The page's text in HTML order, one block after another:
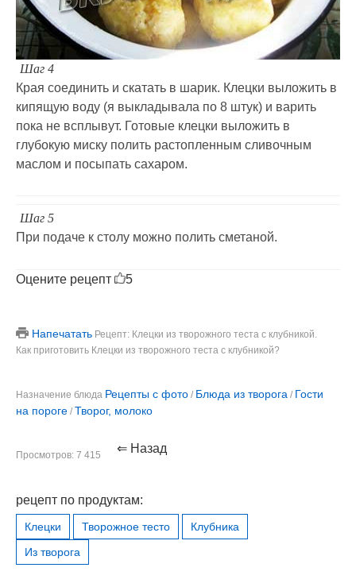
Шаг 4
Края соединить и скатать в шарик. Клецки выложить в
кипящую воду (я выкладывала по 8 штук) и варить
пока не всплывут. Готовые клецки выложить в
глубокую миску полить растопленным сливочным
маслом и посыпать сахаром.
Шаг 5
При подаче к столу можно полить сметаной.
Оцените рецепт 5
Напечатать Рецепт: Клецки из творожного теста с клубникой.
Как приготовить Клецки из творожного теста с клубникой?
Назначение блюда Рецепты с фото / Блюда из творога / Гости
на пороге / Творог, молоко
Просмотров: 7 415 ⇐ Назад
рецепт по продуктам:
Клецки Творожное тесто
Клубника
Из творога